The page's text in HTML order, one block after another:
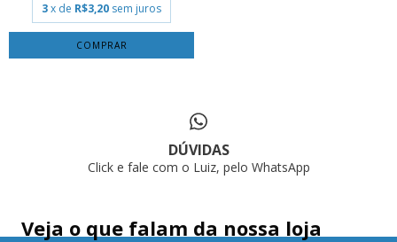
3x de R$3,20 sem juros
DÚVIDAS
Click e fale com o Luiz, pelo WhatsApp
Veja o que falam da nossa loja